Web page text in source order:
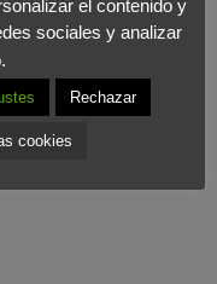
es el aeropuerto
autosuficiente con
restauración,
o productos. El tercero
lo mejor de la
el contenido y
sociales y analizar
Rechazar
cookies